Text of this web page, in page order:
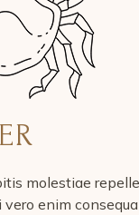
molestiae
enim